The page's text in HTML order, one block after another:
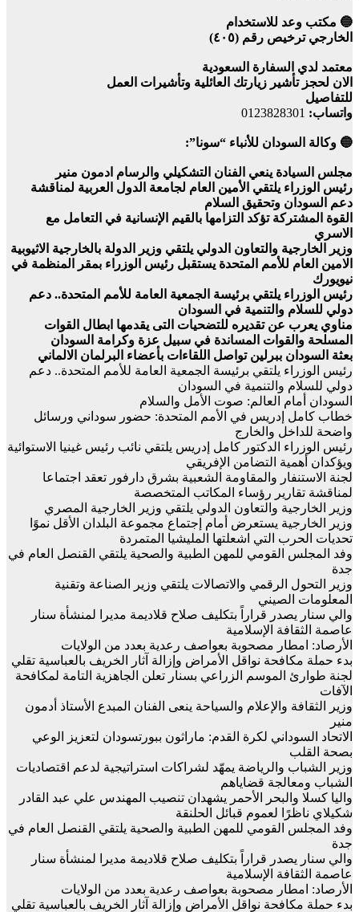
🔵 مكتب وعد للاستخدام
الخارجي ترخيص رقم (٤٠٥)
معتمد لدي السفارة السعودية
الان لحجز تأشير زيارتك العائلية وتأشيرات العمل
للتفاصيل
واتساب: 0123828301
🔵 وكالة السودان للأنباء “سونا”:
مجلس السيادة ينعي الفنان التشكيلي والرسام ادمون منير
رئيس الوزراء يلتقي الأمين العام لجامعة الدول العربية لمناقشة
دعم السودان وتحقيق السلام
القوة المشتركة تؤكد التزامها بالقيم الإنسانية في التعامل مع
الاسري
وزير الخارجية والتعاون الدولي يلتقي وزير الدولة بالخارجية الاثيوبية
الامين العام للأمم المتحدة يستقبل رئيس الوزراء بمقر المنظمة في
نيويورك
رئيس الوزراء يلتقي برئيسة الجمعية العامة للأمم المتحدة.. دعم
دولي للسلام والتنمية في السودان
مناوي يعرب عن تقديره للتضحيات التى يقدمها ابطال القوات
المسلحة والقوات المساندة في سبيل عزة وكرامة السودان
بعثة السودان ببرلين تواصل اللقاءات بأعضاء البرلمان الالماني
رئيس الوزراء يلتقي برئيسة الجمعية العامة للأمم المتحدة.. دعم
دولي للسلام والتنمية في السودان
السودان أمام العالم: صوت الأمل والسلام
خطاب كامل إدريس في الأمم المتحدة: حضور سوداني ورسائل
واضحة للداخل والخارج
رئيس الوزراء الدكتور كامل إدريس يلتقي نائب رئيس غينيا الاستوائية
ويؤكدان أهمية التضامن الإفريقي
لجنة الاستنفار والمقاومة الشعبية بشرق دارفور تعقد اجتماعا
لمناقشة تقارير رؤساء المكاتب المتخصصة
وزير الخارجية والتعاون الدولي يلتقي وزير الخارجية المصري
وزير الخارجية يستعرض أمام إجتماع مجموعة البلدان الأقل نموًا
تحديات الحرب التي اشعلتها المليشيا المتمردة
وفد المجلس القومي للمهن الطبية والصحية يلتقي القنصل العام في
جدة
وزير التحول الرقمي والاتصالات يلتقي وزير الصناعة وتقنية
المعلومات الصيني
والي سنار يصدر قراراً بتكليف صلاح قلاديمة مديرا لمنشأة سنار
عاصمة الثقافة الإسلامية
الأرصاد: امطار مصحوبة بعواصف رعدية بعدد من الولايات
بدء حملة مكافحة نواقل الأمراض وإزالة آثار الخريف بالعباسية تقلي
لجنة طوارئ الموسم الزراعي بسنار تعلن الجاهزية التامة لمكافحة
الآفات
وزير الثقافة والإعلام والسياحة ينعى الفنان المبدع الأستاذ أدمون
منير
الاتحاد السوداني لكرة القدم: ماراثون ببورتسودان لتعزيز الوعي
بصحة القلب
وزير الشباب والرياضة يمهّد لشراكات استراتيجية لدعم اقتصاديات
الشباب ومعالجة قضاياهم
واليا كسلا والبحر الأحمر يشهدان تنصيب المهندس علي عبد القادر
شكيلاي ناظرًا لعموم قبائل الحلنقة
وفد المجلس القومي للمهن الطبية والصحية يلتقي القنصل العام في
جدة
والي سنار يصدر قراراً بتكليف صلاح قلاديمة مديرا لمنشأة سنار
عاصمة الثقافة الإسلامية
الأرصاد: امطار مصحوبة بعواصف رعدية بعدد من الولايات
بدء حملة مكافحة نواقل الأمراض وإزالة آثار الخريف بالعباسية تقلي